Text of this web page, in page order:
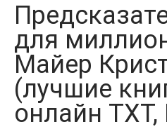
ЗАКЛАДКИ
для
Майер
(лучшие
онлайн TXT,